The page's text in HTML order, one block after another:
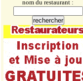
nom du restaurant :